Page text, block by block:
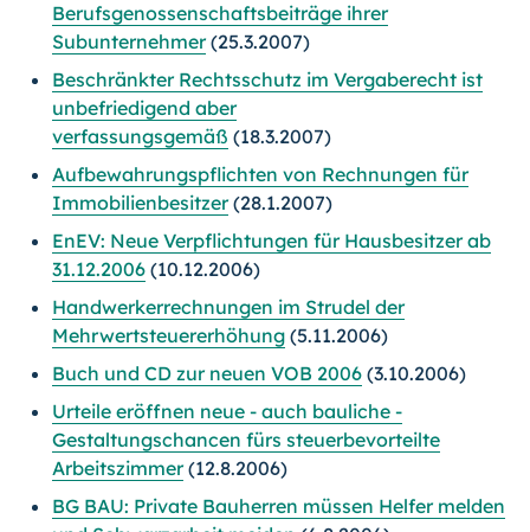
Berufsgenossenschaftsbeiträge ihrer
Subunternehmer(25.3.2007)
Beschränkter Rechtsschutz im Vergaberecht ist
unbefriedigend aber
verfassungsgemäß (18.3.2007)
Aufbewahrungspflichten von Rechnungen für
Immobilienbesitzer(28.1.2007)
EnEV: Neue Verpflichtungen für Hausbesitzer ab
31.12.2006 (10.12.2006)
Handwerkerrechnungen im Strudel der
Mehrwertsteuererhöhung (5.11.2006)
Buch und CD zur neuen VOB 2006 (3.10.2006)
Urteile eröffnen neue - auch bauliche -
Gestaltungschancen fürs steuerbevorteilte
Arbeitszimmer(12.8.2006)
BG BAU: Private Bauherren müssen Helfer melden